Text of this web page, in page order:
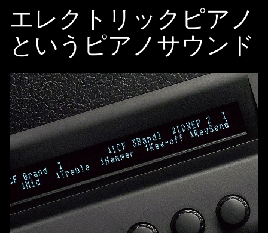
エレクトリックピアノ
というピアノサウンド